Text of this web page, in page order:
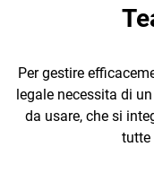
TeamSystem
Per gestire
legale necessita di
da usare, che si
tutte